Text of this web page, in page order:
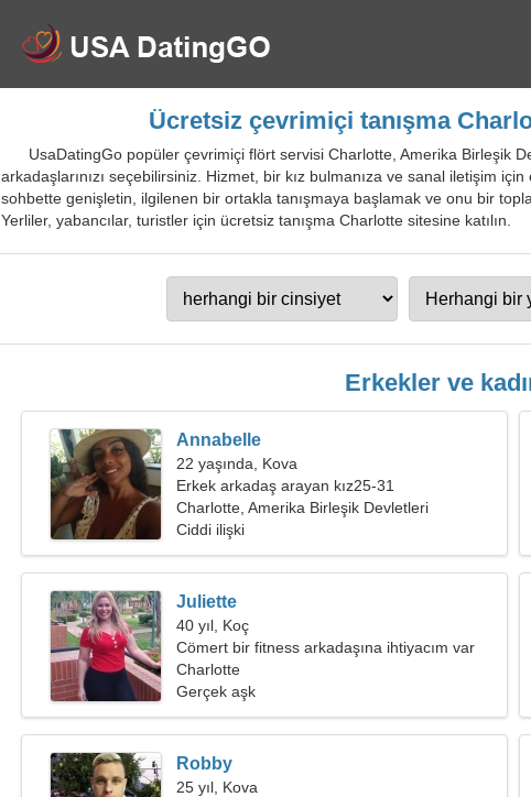
Ücretsiz çevrimiçi tanışma
UsaDatingGo popüler çevrimiçi flört servisi Charlotte, Amerika Birleşik
arkadaşlarınızı seçebilirsiniz. Hizmet, bir kız bulmanıza ve sanal iletişim
sohbette genişletin, ilgilenen bir ortakla tanışmaya başlamak ve onu bir
Yerliler, yabancılar, turistler için ücretsiz tanışma Charlotte sitesine katılın.
Erkekler ve
Annabelle
22 yaşında, Kova
Erkek arkadaş arayan kız25-31
Charlotte, Amerika Birleşik Devletleri
Ciddi ilişki
Juliette
40 yıl, Koç
Cömert bir fitness arkadaşına ihtiyacım var
Charlotte
Gerçek aşk
Robby
25 yıl, Kova